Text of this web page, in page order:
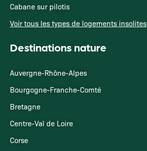
Cabane sur pilotis
Voir tous les types de logements insolites
Destinations nature
Auvergne-Rhône-Alpes
Bourgogne-Franche-Comté
Bretagne
Centre-Val de Loire
Corse